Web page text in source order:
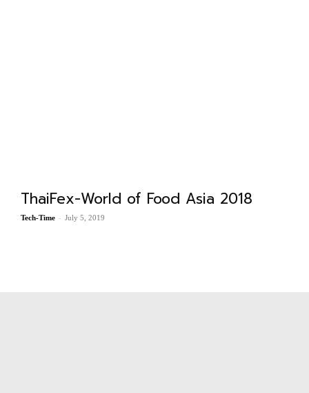
ThaiFex-World of Food Asia 2018
Tech-Time - July 5, 2019